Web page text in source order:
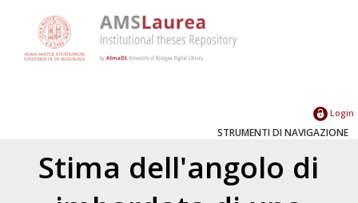
Login
STRUMENTI DI NAVIGAZIONE
Stima dell'angolo di